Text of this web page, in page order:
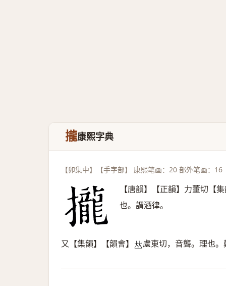
攏康熙字典
【卯集中】【手字部】 康熙笔画：20 部外笔画：16
【唐韻】【正韻】力董切【
也。謂酒律。
又【集韻】【韻會】 𠀤盧東切，音聾。理也